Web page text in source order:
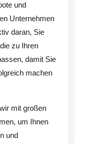
und
Unternehmen
daran, Sie
zu Ihren
damit Sie
machen
mit großen
um Ihnen
und